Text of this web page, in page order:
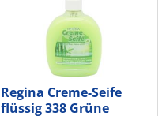
Regina Creme-Seife
flüssig 338 Grüne